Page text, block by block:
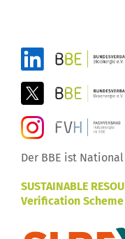
Der BBE ist
SUSTAINABLE
Verification Scheme